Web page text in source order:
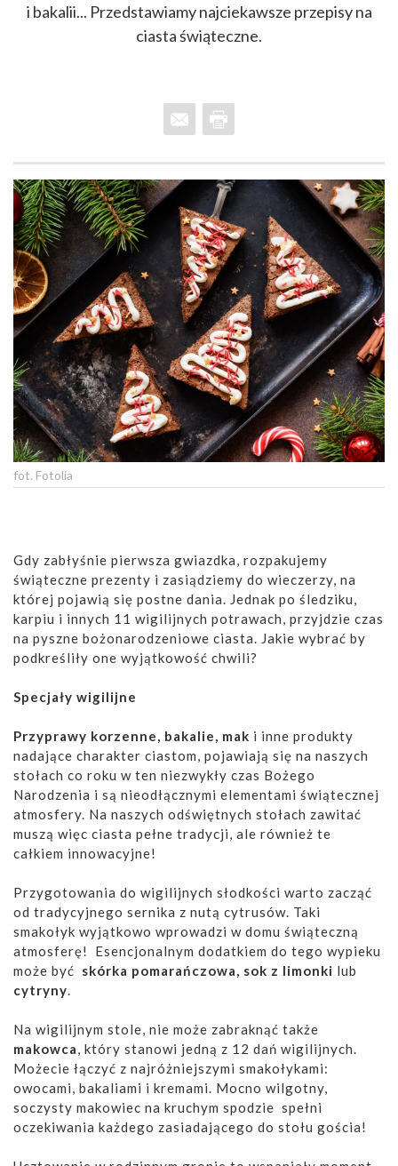
i bakalii... Przedstawiamy najciekawsze przepisy na
ciasta świąteczne.
fot. Fotolia
Gdy zabłyśnie pierwsza gwiazdka, rozpakujemy
świąteczne prezenty i zasiądziemy do wieczerzy, na
której pojawią się postne dania. Jednak po śledziku,
karpiu i innych 11 wigilijnych potrawach, przyjdzie czas
na pyszne bożonarodzeniowe ciasta. Jakie wybrać by
podkreśliły one wyjątkowość chwili?
Specjały wigilijne
Przyprawy korzenne, bakalie, mak i inne produkty
nadające charakter ciastom, pojawiają się na naszych
stołach co roku w ten niezwykły czas Bożego
Narodzenia i są nieodłącznymi elementami świątecznej
atmosfery. Na naszych odświętnych stołach zawitać
muszą więc ciasta pełne tradycji, ale również te
całkiem innowacyjne!
Przygotowania do wigilijnych słodkości warto zacząć
od tradycyjnego sernika z nutą cytrusów. Taki
smakołyk wyjątkowo wprowadzi w domu świąteczną
atmosferę! Esencjonalnym dodatkiem do tego wypieku
może być skórka pomarańczowa, sok z limonki lub
cytryny.
Na wigilijnym stole, nie może zabraknąć także
makowca, który stanowi jedną z 12 dań wigilijnych.
Możecie łączyć z najróżniejszymi smakołykami:
owocami, bakaliami i kremami. Mocno wilgotny,
soczysty makowiec na kruchym spodzie spełni
oczekiwania każdego zasiadającego do stołu gościa!